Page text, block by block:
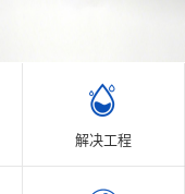
解决工程